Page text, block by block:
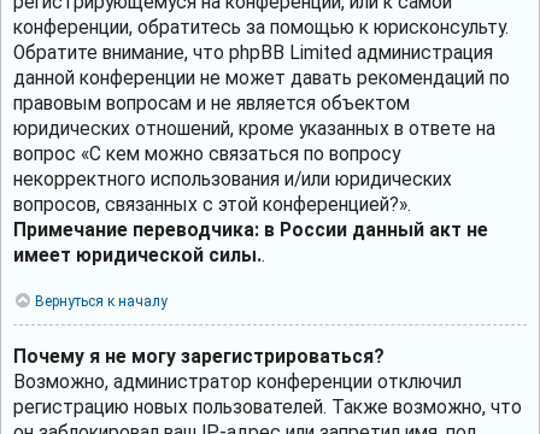
конференции, обратитесь за помощью к юрисконсульту.
Обратите внимание, что phpBB Limited администрация
данной конференции не может давать рекомендаций по
правовым вопросам и не является объектом
юридических отношений, кроме указанных в ответе на
вопрос «С кем можно связаться по вопросу
некорректного использования и/или юридических
вопросов, связанных с этой конференцией?».
Примечание переводчика: в России данный акт не
имеет юридической силы..
Вернуться к началу
Почему я не могу зарегистрироваться?
Возможно, администратор конференции отключил
регистрацию новых пользователей. Также возможно, что